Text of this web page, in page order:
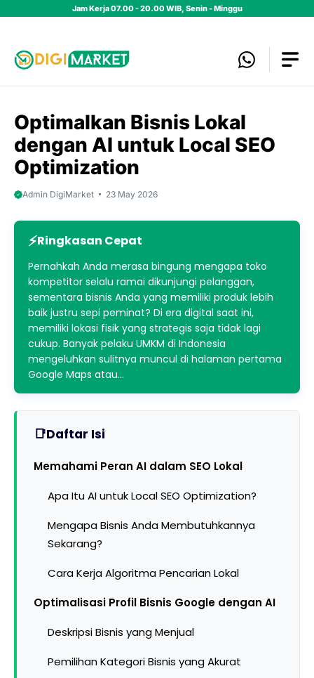
Jam Kerja 07.00 - 20.00 WIB, Senin - Minggu
Optimalkan Bisnis Lokal
dengan AI untuk Local SEO
Optimization
Admin DigiMarket 23 May 2026
Ringkasan Cepat
Pernahkah Anda merasa bingung mengapa toko
kompetitor selalu ramai dikunjungi pelanggan,
sementara bisnis Anda yang memiliki produk lebih
baik justru sepi peminat? Di era digital saat ini,
memiliki lokasi fisik yang strategis saja tidak lagi
cukup. Banyak pelaku UMKM di Indonesia
mengeluhkan sulitnya muncul di halaman pertama
Google Maps atau…
Daftar Isi
Memahami Peran AI dalam SEO Lokal
Apa Itu AI untuk Local SEO Optimization?
Mengapa Bisnis Anda Membutuhkannya
Sekarang?
Cara Kerja Algoritma Pencarian Lokal
Optimalisasi Profil Bisnis Google dengan AI
Deskripsi Bisnis yang Menjual
Pemilihan Kategori Bisnis yang Akurat